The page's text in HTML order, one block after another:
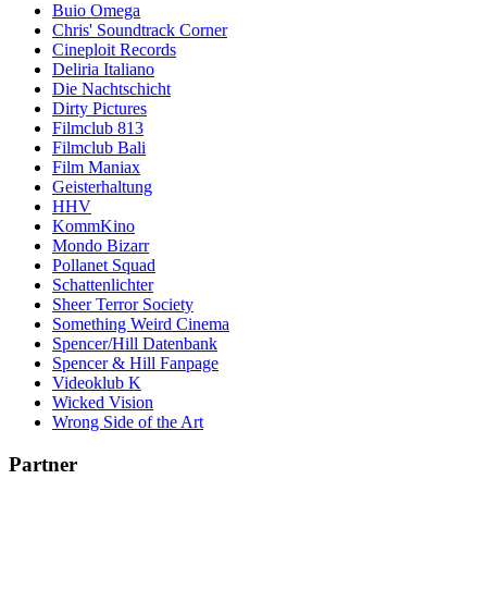
Buio Omega
Chris' Soundtrack Corner
Cineploit Records
Deliria Italiano
Die Nachtschicht
Dirty Pictures
Filmclub 813
Filmclub Bali
Film Maniax
Geisterhaltung
HHV
KommKino
Mondo Bizarr
Pollanet Squad
Schattenlichter
Sheer Terror Society
Something Weird Cinema
Spencer/Hill Datenbank
Spencer & Hill Fanpage
Videoklub K
Wicked Vision
Wrong Side of the Art
Partner